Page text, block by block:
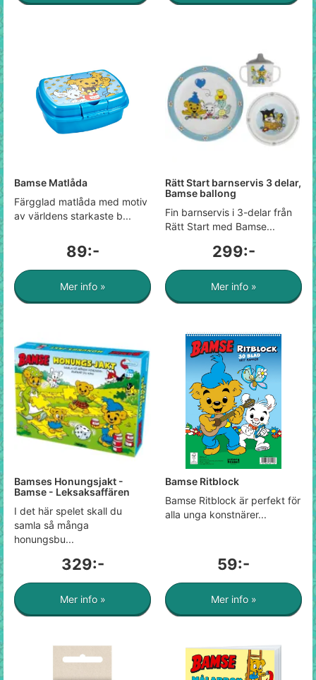
Bamse Matlåda
Färgglad matlåda med motiv
av världens starkaste b...
89:-
Mer info »
Rätt Start barnservis 3 delar,
Bamse ballong
Fin barnservis i 3-delar från
Rätt Start med Bamse...
299:-
Mer info »
Bamses Honungsjakt -
Bamse - Leksaksaffären
I det här spelet skall du
samla så många
honungsbu...
329:-
Mer info »
Bamse Ritblock
Bamse Ritblock är perfekt för
alla unga konstnärer...
59:-
Mer info »